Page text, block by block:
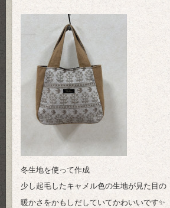
冬生地を使って作成
少し起毛したキャメル色の生地が見た目の
暖かさをかもしだしていてかわいいです✨